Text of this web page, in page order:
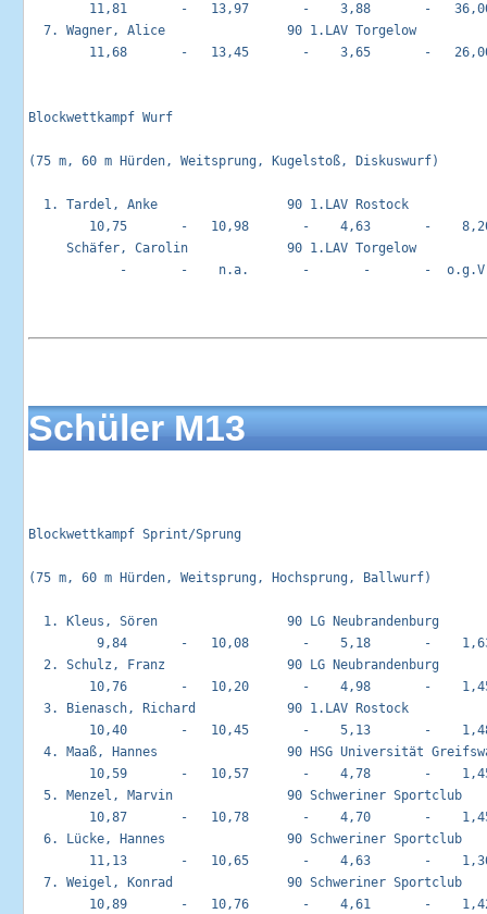
11,81       -   13,97       -    3,88       -
7. Wagner, Alice                90 1.LAV Torgelow
11,68       -   13,45       -    3,65       -
Blockwettkampf Wurf
(75 m, 60 m Hürden, Weitsprung, Kugelstoß, Diskuswurf)
1. Tardel, Anke                 90 1.LAV Rostock
10,75       -   10,98       -    4,63       -
Schäfer, Carolin             90 1.LAV
-       -    n.a.       -       -       -
Schüler M13
Blockwettkampf Sprint/Sprung
(75 m, 60 m Hürden, Weitsprung, Hochsprung, Ballwurf)
1. Kleus, Sören                 90 LG Neubrandenburg
9,84       -   10,08       -    5,18       -
2. Schulz, Franz                90 LG Neubrandenburg
10,76       -   10,20       -    4,98       -
3. Bienasch, Richard            90 1.LAV Rostock
10,40       -   10,45       -    5,13       -
4. Maaß, Hannes                 90 HSG Universität
10,59       -   10,57       -    4,78       -
5. Menzel, Marvin               90 Schweriner Sportclub
10,87       -   10,78       -    4,70       -
6. Lücke, Hannes                90 Schweriner Sportclub
11,13       -   10,65       -    4,63       -
7. Weigel, Konrad               90 Schweriner Sportclub
10,89       -   10,76       -    4,61       -